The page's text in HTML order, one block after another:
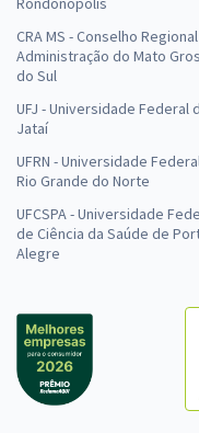
CRA MS - Conselho
Administração do Mato
do Sul
UFJ - Universidade Federal
Jataí
UFRN - Universidade
Rio Grande do Norte
UFCSPA - Universidade
de Ciência da Saúde de
Alegre